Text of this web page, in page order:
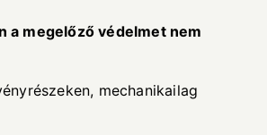
n a megelőzővédelmet nem
mechanikailag